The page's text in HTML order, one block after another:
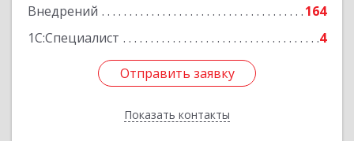
Внедрений
164
1С:Специалист
4
Отправить заявку
Показать контакты
Отправить заявку
Назад